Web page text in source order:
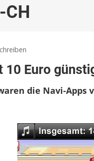
CH
Navis
10
10 Euro
die Navi-